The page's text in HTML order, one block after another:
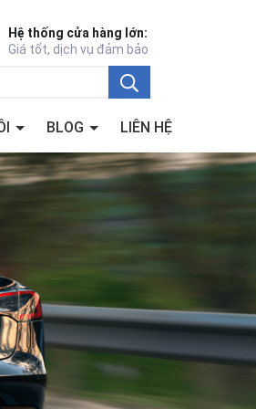
Hệ thống cửa hàng lớn:
Giá tốt, dịch vụ đảm bảo
BLOG LIÊN HỆ